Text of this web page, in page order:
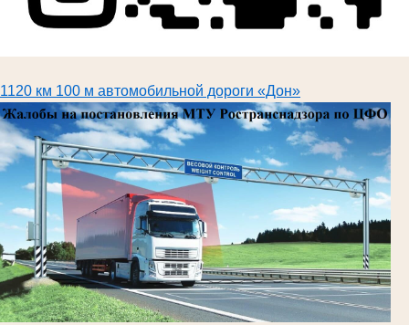
1120 км 100 м автомобильной дороги «Дон»